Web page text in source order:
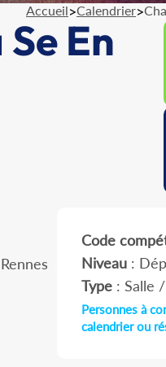
Accueil>Calendrier>
En
Code
Niveau :
Type : Salle
Personnes à
calendrier ou